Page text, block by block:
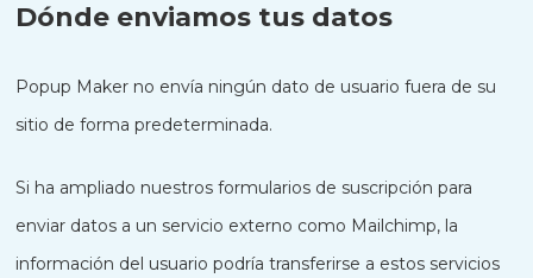
Dónde enviamos tus datos
Popup Maker no envía ningún dato de usuario fuera de su
sitio de forma predeterminada.
Si ha ampliado nuestros formularios de suscripción para
enviar datos a un servicio externo como Mailchimp, la
información del usuario podría transferirse a estos servicios
日本語
Polski
한국어